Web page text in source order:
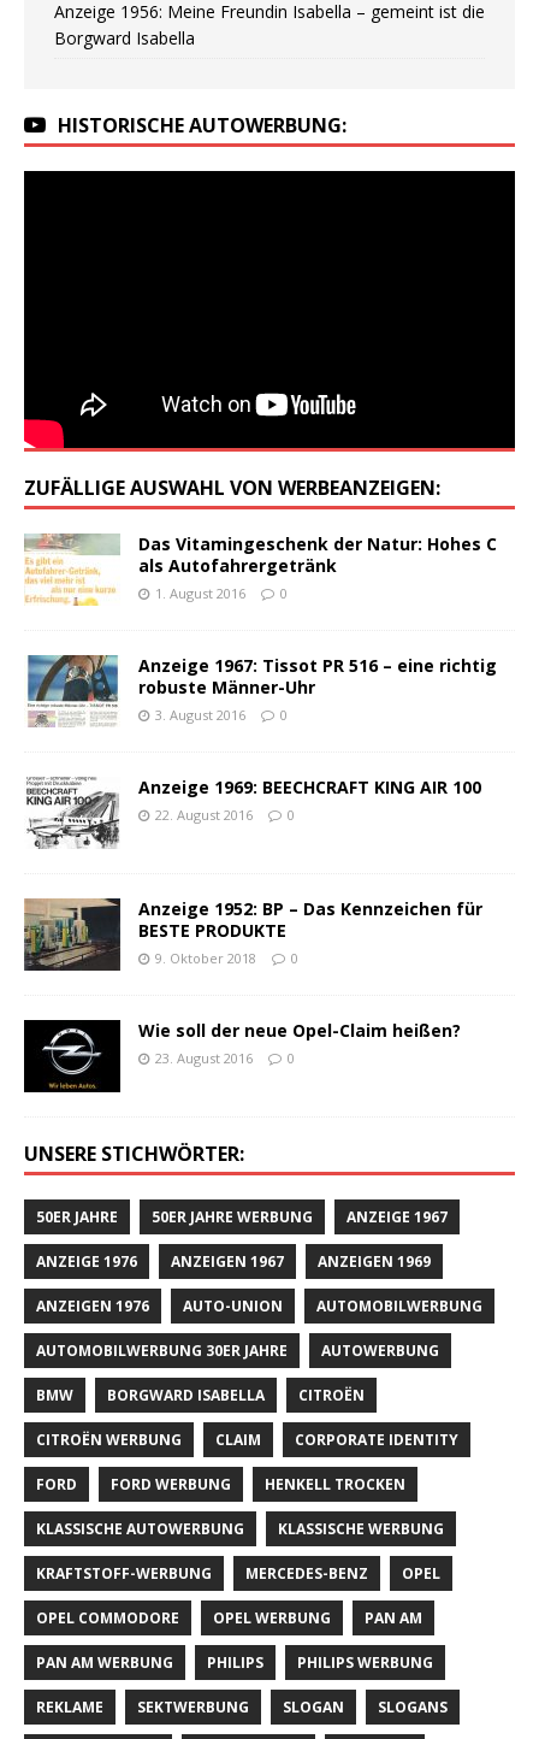
Anzeige 1956: Meine Freundin Isabella – gemeint ist die
Borgward Isabella
HISTORISCHE AUTOWERBUNG:
ZUFÄLLIGE AUSWAHL VON WERBEANZEIGEN:
Das Vitamingeschenk der Natur: Hohes C
als Autofahrergetränk
1. August 2016 0
Anzeige 1967: Tissot PR 516 – eine richtig
robuste Männer-Uhr
3. August 2016 0
Anzeige 1969: BEECHCRAFT KING AIR 100
22. August 2016 0
Anzeige 1952: BP – Das Kennzeichen für
BESTE PRODUKTE
9. Oktober 2018 0
Wie soll der neue Opel-Claim heißen?
23. August 2016 0
UNSERE STICHWÖRTER:
50ER JAHRE 50ER JAHRE WERBUNG ANZEIGE 1967
ANZEIGE 1976 ANZEIGEN 1967 ANZEIGEN 1969
ANZEIGEN 1976 AUTO-UNION AUTOMOBILWERBUNG
AUTOMOBILWERBUNG 30ER JAHRE AUTOWERBUNG
BMW BORGWARD ISABELLA CITROËN
CITROËN WERBUNG CLAIM CORPORATE IDENTITY
FORD FORD WERBUNG HENKELL TROCKEN
KLASSISCHE AUTOWERBUNG KLASSISCHE WERBUNG
KRAFTSTOFF-WERBUNG MERCEDES-BENZ OPEL
OPEL COMMODORE OPEL WERBUNG PAN AM
PAN AM WERBUNG PHILIPS PHILIPS WERBUNG
REKLAME SEKTWERBUNG SLOGAN SLOGANS